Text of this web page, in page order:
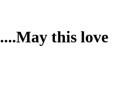
this love